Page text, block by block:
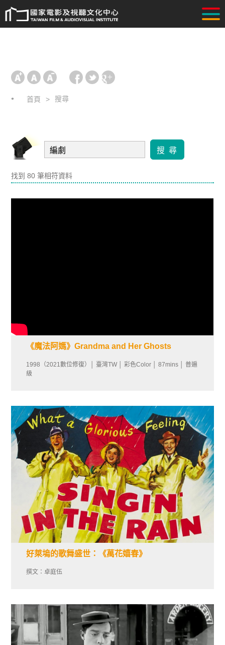
首頁 搜尋
搜 尋
找到 80 筆相符資料
《魔法阿媽》Grandma and Her Ghosts
1998（2021數位修復）│ 臺灣TW │ 彩色Color │ 87mins │ 普遍
級
好萊塢的歌舞盛世：《萬花嬉春》
撰文：卓庭伍